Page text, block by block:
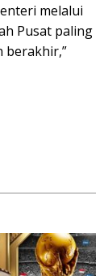
melalui
Pusat paling
berakhir,”